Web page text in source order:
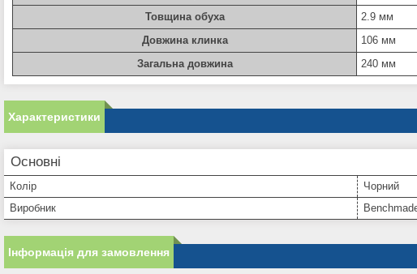
Товщина обуха
2.9 мм
Довжина клинка
106 мм
Загальна довжина
240 мм
Характеристики
Основні
Колір
Чорний
Виробник
Інформація для замовлення